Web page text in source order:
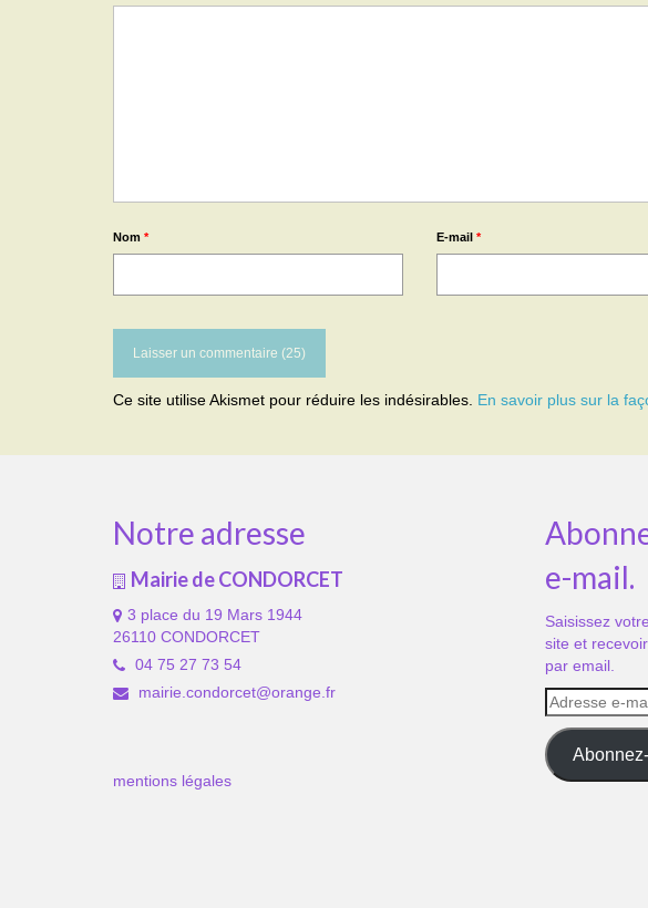
Nom * E-mail*
Ce site utilise Akismet pour réduire les indésirables. En savoir plus sur la
Notre adresse
Mairie de CONDORCET
3 place du 19 Mars 1944
26110 CONDORCET
04 75 27 73 54
mairie.condorcet@orange.fr
mentions légales
e-mail.
Saisissez
site et
par email.
Adresse
e-
mail